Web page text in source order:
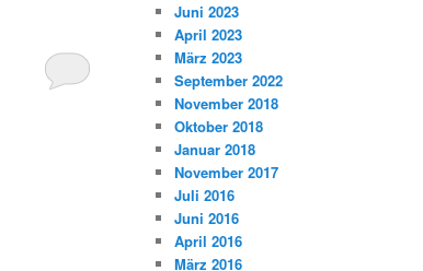
Juni 2023
April 2023
März 2023
September 2022
November 2018
Oktober 2018
Januar 2018
November 2017
Juli 2016
Juni 2016
April 2016
März 2016